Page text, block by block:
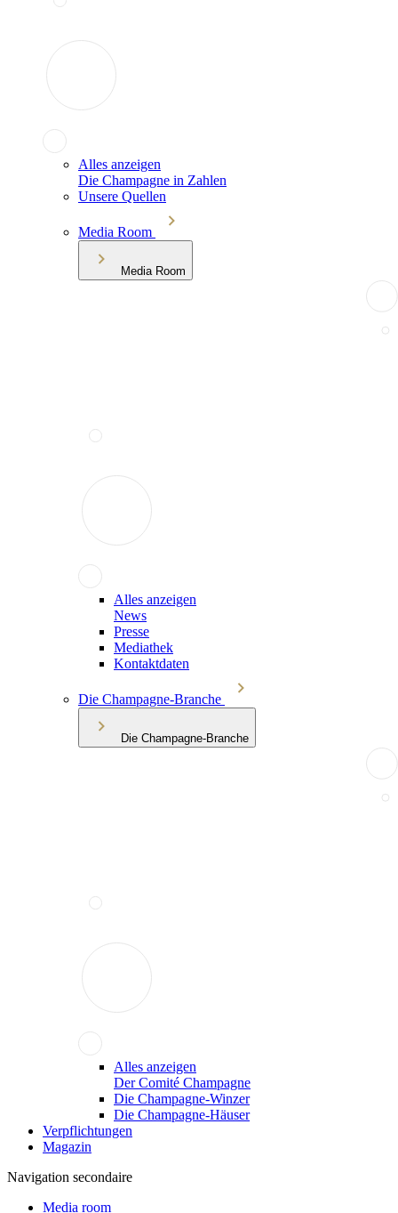
Alles anzeigen
Die Champagne in Zahlen
Unsere Quellen
Media Room
Media Room
Alles anzeigen
News
Presse
Mediathek
Kontaktdaten
Die Champagne-Branche
Die Champagne-Branche
Alles anzeigen
Der Comité Champagne
Die Champagne-Winzer
Die Champagne-Häuser
Verpflichtungen
Magazin
Navigation secondaire
Media room